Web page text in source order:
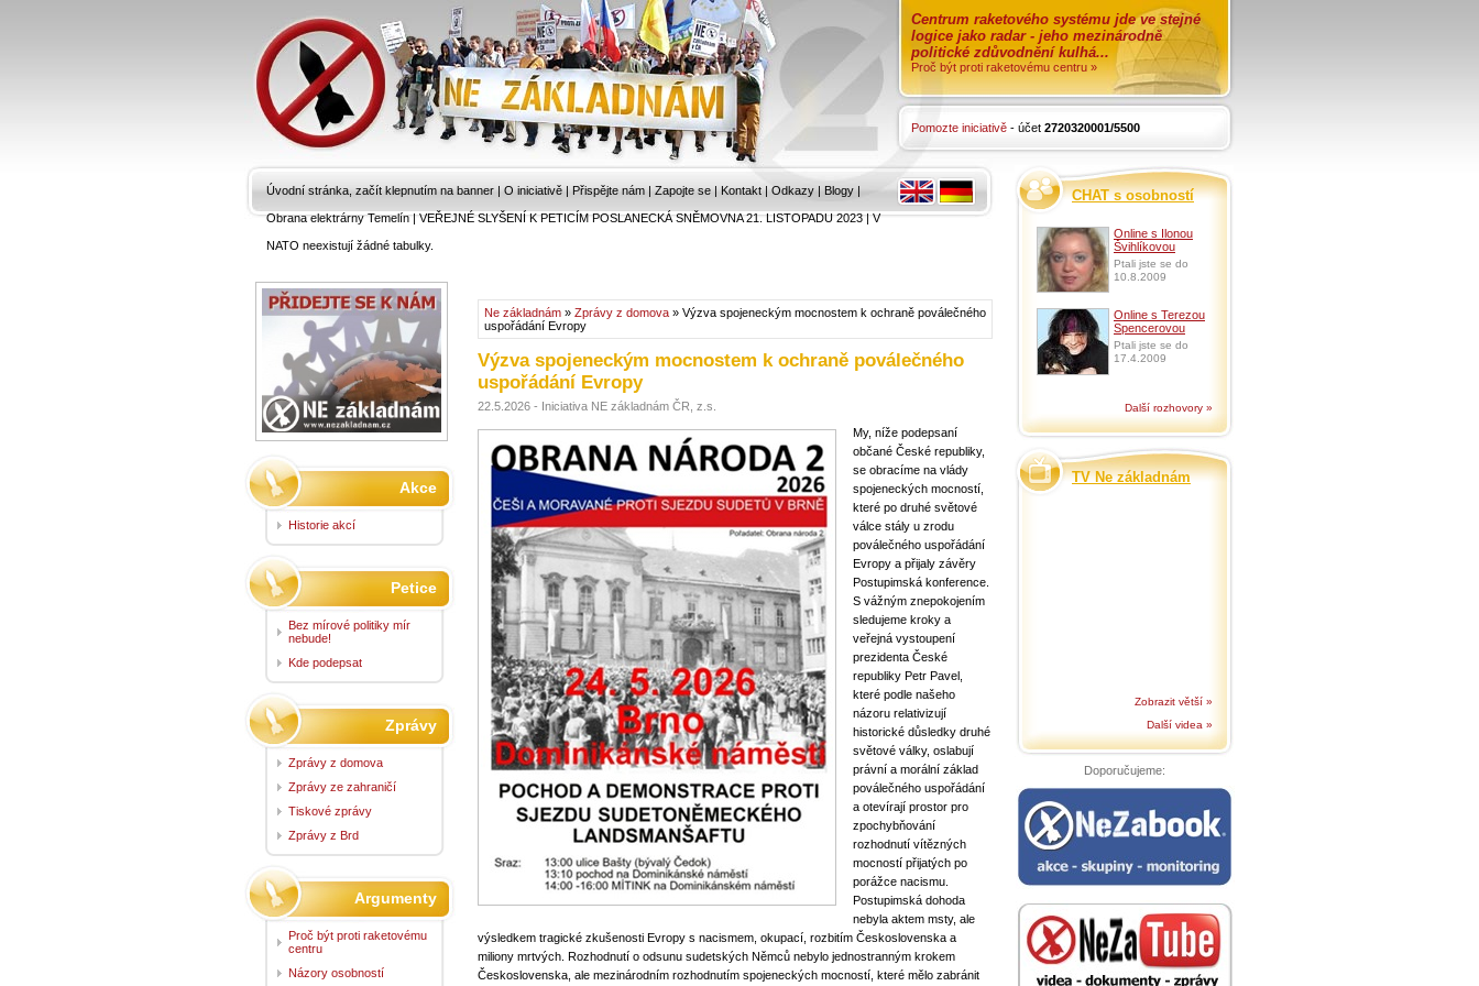
Centrum raketového systému jde ve stejné
logice jako radar - jeho mezinárodně
politické zdůvodnění kulhá...
Proč být proti raketovému centru »
Pomozte iniciativě - účet 2720320001/5500
Úvodní stránka, začít klepnutím na banner | O iniciativě | Přispějte nám | Zapojte se | Kontakt | Odkazy | Blogy |
Obrana elektrárny Temelín|VEŘEJNÉ SLYŠENÍ K PETICÍM POSLANECKÁ SNĚMOVNA 21. LISTOPADU 2023|V
NATO neexistují žádné tabulky.
Ne základnám » Zprávy z domova » Výzva spojeneckým mocnostem k ochraně poválečného
uspořádání Evropy
Výzva spojeneckým mocnostem k ochraně poválečného
uspořádání Evropy
22.5.2026 - Iniciativa NE základnám ČR, z.s.
My, níže podepsaní
občané České republiky,
se obracíme na vlády
spojeneckých mocností,
které po druhé světové
válce stály u zrodu
poválečného uspořádání
Evropy a přijaly závěry
Postupimská konference.
S vážným znepokojením
sledujeme kroky a
veřejná vystoupení
prezidenta České
republiky Petr Pavel,
které podle našeho
názoru relativizují
historické důsledky druhé
světové války, oslabují
právní a morální základ
poválečného uspořádání
a otevírají prostor pro
zpochybňování
rozhodnutí vítězných
mocností přijatých po
porážce nacismu.
Postupimská dohoda
nebyla aktem msty, ale
výsledkem tragické zkušenosti Evropy s nacismem, okupací, rozbitím Československa a
miliony mrtvých. Rozhodnutí o odsunu sudetských Němců nebylo jednostranným krokem
Československa, ale mezinárodním rozhodnutím spojeneckých mocností, které mělo zabránit
Akce
Historie akcí
Petice
Bez mírové politiky mír
nebude!
Kde podepsat
Zprávy
Zprávy z domova
Zprávy ze zahraničí
Tiskové zprávy
Zprávy z Brd
Argumenty
Proč být proti raketovému
centru
Názory osobností
CHAT s osobností
Online s Ilonou
Švihlíkovou
Ptali jste se do
10.8.2009
Online s Terezou
Spencerovou
Ptali jste se do
17.4.2009
Další rozhovory »
TV Ne základnám
Zobrazit větší »
Další videa »
Doporučujeme: